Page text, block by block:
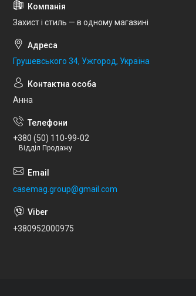
Захист і стиль — в одному магазині
Грушевського 34, Ужгород, Україна
Анна
+380 (50) 110-99-02
Відділ Продажу
casemag.group@gmail.com
+380952000975